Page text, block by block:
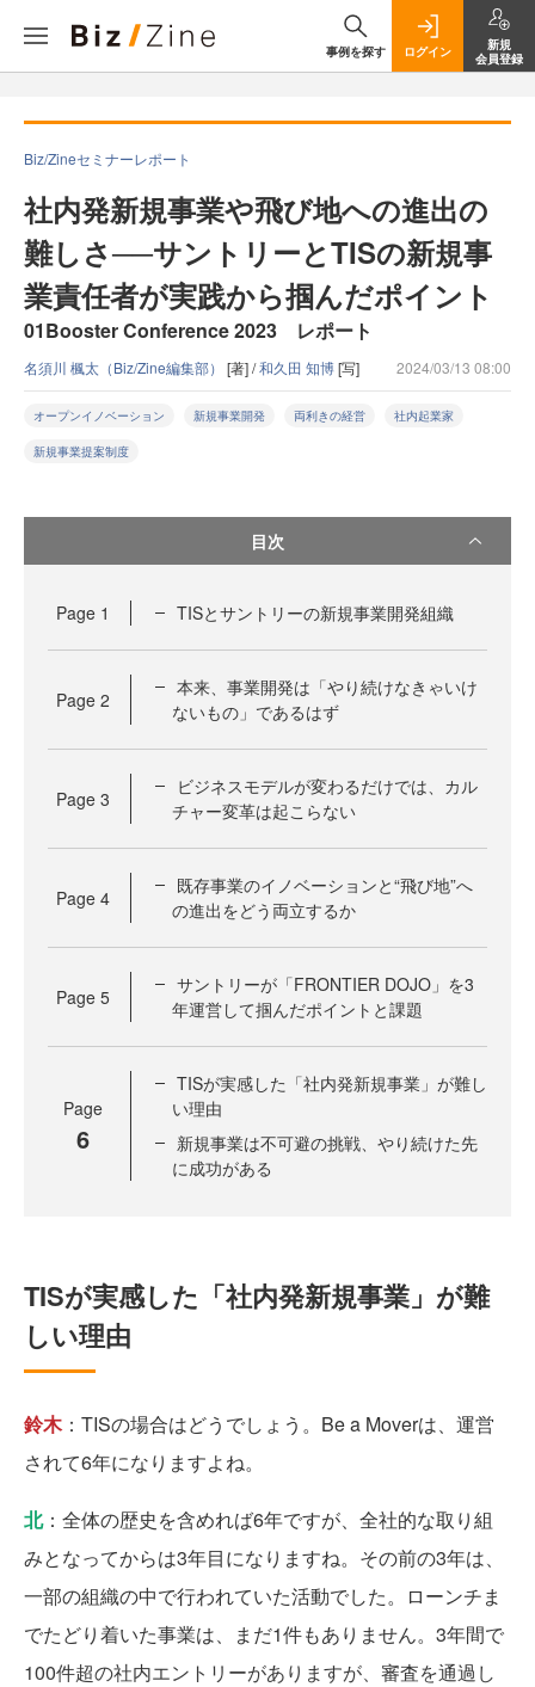
事例を探す ログイン
新規
会員登録
Biz/Zineセミナーレポート
社内発新規事業や飛び地への進出の
難しさ──サントリーとTISの新規事
業責任者が実践から掴んだポイント
01Booster Conference 2023 レポート
名須川 楓太（Biz/Zine編集部） [著] /和久田 知博[写] 2024/03/13 08:00
オープンイノベーション 新規事業開発 両利きの経営 社内起業家
新規事業提案制度
目次
Page 1 TISとサントリーの新規事業開発組織
Page 2
本来、事業開発は「やり続けなきゃいけ
ないもの」であるはず
Page 3
ビジネスモデルが変わるだけでは、カル
チャー変革は起こらない
Page 4
既存事業のイノベーションと“飛び地”へ
の進出をどう両立するか
Page 5
サントリーが「FRONTIER DOJO」を3
年運営して掴んだポイントと課題
Page
6
TISが実感した「社内発新規事業」が難し
い理由
新規事業は不可避の挑戦、やり続けた先
に成功がある
TISが実感した「社内発新規事業」が難
しい理由
鈴木：TISの場合はどうでしょう。Be a Moverは、運営
されて6年になりますよね。
北：全体の歴史を含めれば6年ですが、全社的な取り組
みとなってからは3年目になりますね。その前の3年は、
一部の組織の中で行われていた活動でした。ローンチま
でたどり着いた事業は、まだ1件もありません。3年間で
100件超の社内エントリーがありますが、審査を通過し